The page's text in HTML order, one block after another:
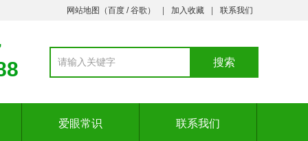
网站地图（百度 /谷歌 ） 加入收藏 联系我们
爱眼常识 联系我们